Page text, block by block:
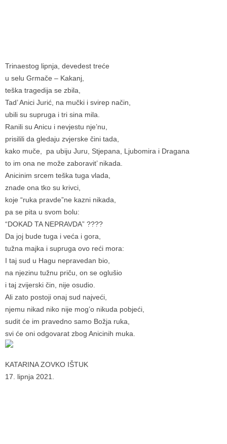
Trinaestog lipnja, devedest treće
u selu Grmače – Kakanj,
teška tragedija se zbila,
Tad’ Anici Jurić, na mučki i svirep način,
ubili su supruga i tri sina mila.
Ranili su Anicu i nevjestu nje’nu,
prisilili da gledaju zvjerske čini tada,
kako muče, pa ubiju Juru, Stjepana, Ljubomira i Dragana
to im ona ne može zaboravit’ nikada.
Anicinim srcem teška tuga vlada,
znade ona tko su krivci,
koje “ruka pravde”ne kazni nikada,
pa se pita u svom bolu:
“DOKAD TA NEPRAVDA” ????
Da joj bude tuga i veća i gora,
tužna majka i supruga ovo reći mora:
I taj sud u Hagu nepravedan bio,
na njezinu tužnu priču, on se oglušio
i taj zvijerski čin, nije osudio.
Ali zato postoji onaj sud najveći,
njemu nikad niko nije mog’o nikuda pobjeći,
sudit će im pravedno samo Božja ruka,
svi će oni odgovarat zbog Anicinih muka.
KATARINA ZOVKO IŠTUK
17. lipnja 2021.